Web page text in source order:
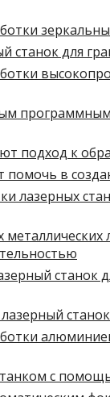
станок для
подход к
помочь в
лазерных
станок
с